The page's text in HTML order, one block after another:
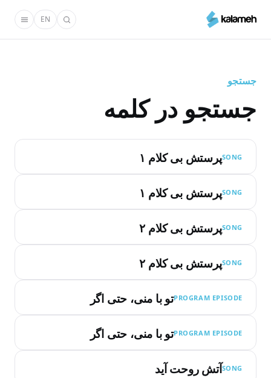
محتوای
EN
جستجو
جستجو در کلمه
SONGپرستش بی کلام ۱
SONGپرستش بی کلام ۱
SONGپرستش بی کلام ۲
SONGپرستش بی کلام ۲
PROGRAM EPISODEتو با منی، حتی اگر
PROGRAM EPISODEتو با منی، حتی اگر
SONGآتش روحت آید